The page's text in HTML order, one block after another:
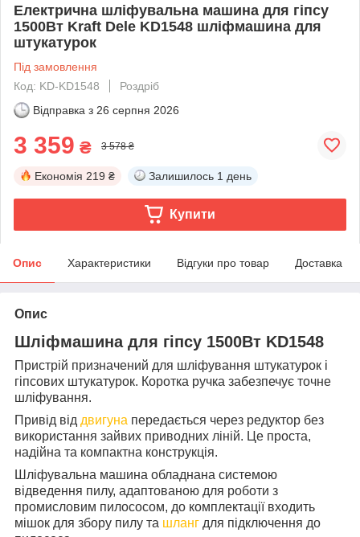
Електрична шліфувальна машина для гіпсу
1500Вт Kraft Dele KD1548 шліфмашина для
штукатурок
Під замовлення
Код: KD-KD1548
Роздріб
Відправка з 26 серпня 2026
3 359 ₴ 3 578 ₴
Економія 219 ₴ Залишилось 1 день
Купити
Опис Характеристики Відгуки про товар Доставка
Опис
Шліфмашина для гіпсу 1500Вт KD1548
Пристрій призначений для шліфування штукатурок і
гіпсових штукатурок. Коротка ручка забезпечує точне
шліфування.
Привід від двигуна передається через редуктор без
використання зайвих приводних ліній. Це проста,
надійна та компактна конструкція.
Шліфувальна машина обладнана системою
відведення пилу, адаптованою для роботи з
промисловим пилососом, до комплектації входить
мішок для збору пилу та шланг для підключення до